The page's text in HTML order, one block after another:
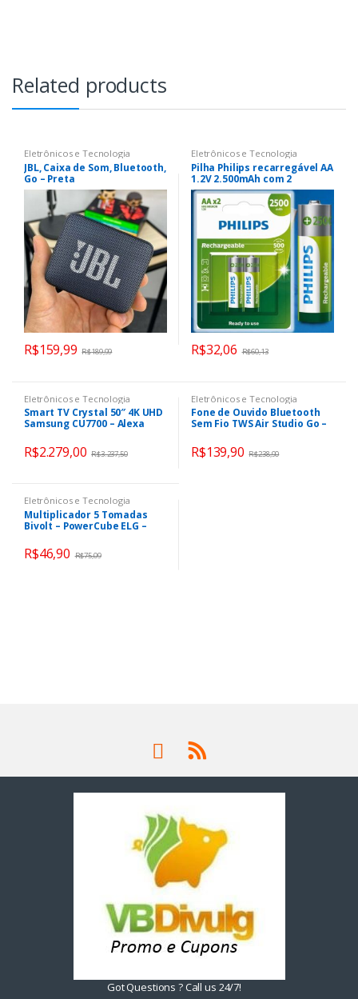
Related products
Eletrônicos e Tecnologia
JBL, Caixa de Som, Bluetooth,
Go – Preta
R$159,99 R$189,99
Eletrônicos e Tecnologia
Pilha Philips recarregável AA
1.2V 2.500mAh com 2
unidades R6B2RTU25/59
R$32,06 R$60,13
Eletrônicos e Tecnologia
Smart TV Crystal 50″ 4K UHD
Samsung CU7700 – Alexa
Hub
R$2.279,00 R$3.237,50
Eletrônicos e Tecnologia
Fone de Ouvido Bluetooth
Sem Fio TWS Air Studio Go –
R$139,90 R$238,90
Eletrônicos e Tecnologia
Multiplicador 5 Tomadas
Bivolt – PowerCube ELG –
R$46,90 R$75,09
Got Questions ? Call us 24/7!